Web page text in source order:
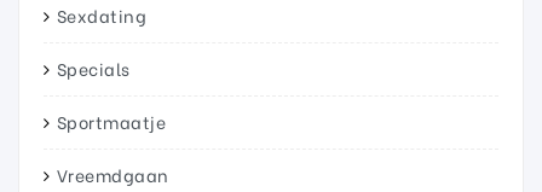
Sexdating
Specials
Sportmaatje
Vreemdgaan